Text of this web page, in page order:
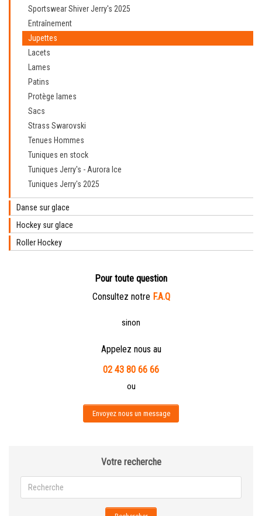
Sportswear Shiver Jerry's 2025
Entraînement
Jupettes
Lacets
Lames
Patins
Protège lames
Sacs
Strass Swarovski
Tenues Hommes
Tuniques en stock
Tuniques Jerry's - Aurora Ice
Tuniques Jerry's 2025
Danse sur glace
Hockey sur glace
Roller Hockey
Pour toute question
Consultez notre F.A.Q
sinon
Appelez nous au
02 43 80 66 66
ou
Envoyez nous un message
Votre recherche